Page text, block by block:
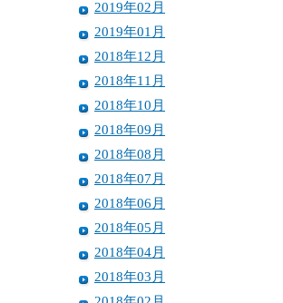
2019年02月
2019年01月
2018年12月
2018年11月
2018年10月
2018年09月
2018年08月
2018年07月
2018年06月
2018年05月
2018年04月
2018年03月